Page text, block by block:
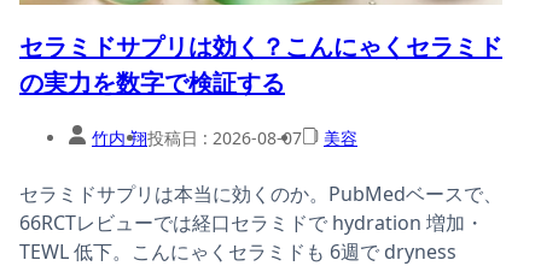
セラミドサプリは効く？こんにゃくセラミド
の実力を数字で検証する
竹内 翔投稿日 : 2026-08-07 美容
セラミドサプリは本当に効くのか。PubMedベースで、
66RCTレビューでは経口セラミドで hydration 増加・
TEWL 低下。こんにゃくセラミドも 6週で dryness